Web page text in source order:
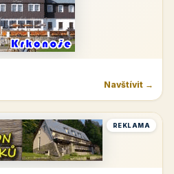
Navštívit →
REKLAMA